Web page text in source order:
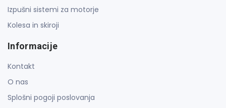
Izpušni sistemi za motorje
Kolesa in skiroji
Informacije
Kontakt
O nas
Splošni pogoji poslovanja